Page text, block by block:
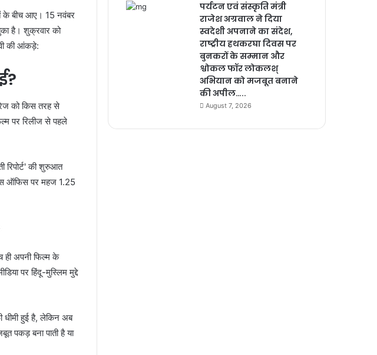
के बीच आए। 15 नवंबर
है। शुक्रवार को
की आंकड़े:
को किस तरह से
पर रिलीज से पहले
रिपोर्ट' की शुरुआत
ऑफिस पर महज 1.25
ही अपनी फिल्म के
पर हिंदू-मुस्लिम मुद्दे
धीमी हुई है, लेकिन अब
पकड़ बना पाती है या
पर्यटन एवं संस्कृति मंत्री
राजेश अग्रवाल ने दिया
स्वदेशी अपनाने का संदेश,
राष्ट्रीय हथकरघा दिवस पर
बुनकरों के सम्मान और
श्वोकल फॉर लोकलश्
अभियान को मजबूत बनाने
की अपील…..
August 7, 2026